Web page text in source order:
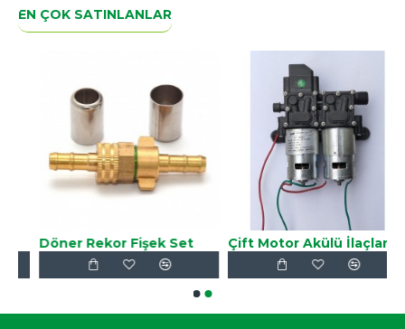
EN ÇOK SATINLANLAR
Döner Rekor Fişek Set Çift Motor Akülü İlaçlama Pompası Motoru 12v Su Aktarma Pompası